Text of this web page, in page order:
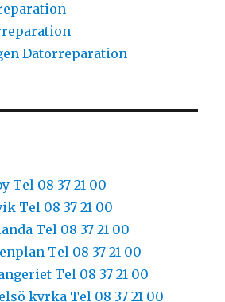
Datorreparation
Tel 08 37 21 00
Tel 08 37 21 00
Tel 08 37 21 00
Tel 08 37 21 00
Tel 08 37 21 00
kyrka Tel 08 37 21 00